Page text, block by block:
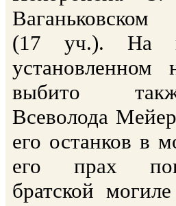
(17 уч.). На
установленном
выбито
Всеволода
его останков в
его прах
братской